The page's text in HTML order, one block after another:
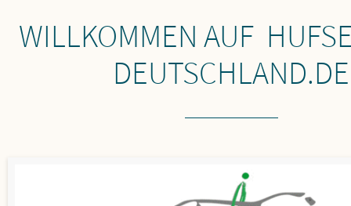
WILLKOMMEN AUF
DEUTSCHLAND.DE